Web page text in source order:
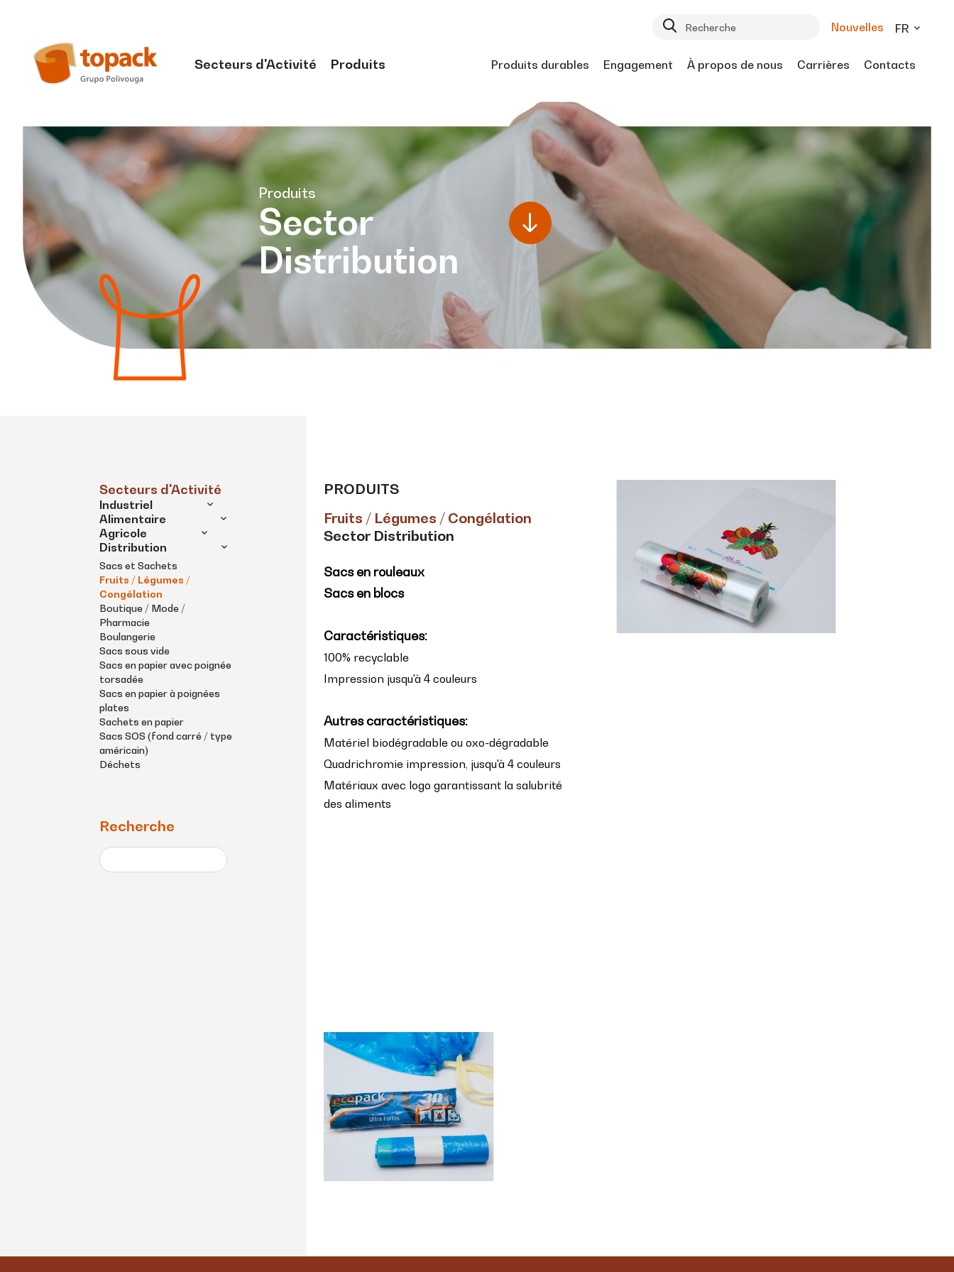
Nouvelles FR
Secteurs d'Activité Produits Produits durables Engagement À propos de nous Carrières Contacts
Produits
Sector
Distribution
Secteurs d'Activité
Industriel
Alimentaire
Agricole
Distribution
Sacs et Sachets
Fruits / Légumes /
Congélation
Boutique / Mode /
Pharmacie
Boulangerie
Sacs sous vide
Sacs en papier avec poignée
torsadée
Sacs en papier à poignées
plates
Sachets en papier
Sacs SOS (fond carré / type
américain)
Déchets
Recherche
PRODUITS
Fruits / Légumes / Congélation
Sector Distribution
Sacs en rouleaux
Sacs en blocs
Caractéristiques:
100% recyclable
Impression jusqu'à 4 couleurs
Autres caractéristiques:
Matériel biodégradable ou oxo-dégradable
Quadrichromie impression, jusqu'à 4 couleurs
Matériaux avec logo garantissant la salubrité
des aliments